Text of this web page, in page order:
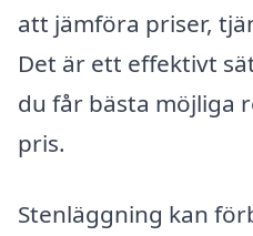
att jämföra priser,
Det är ett effektivt
du får bästa möjliga
pris.
Stenläggning kan